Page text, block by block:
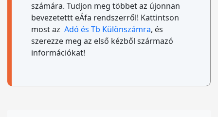
számára. Tudjon meg többet az újonnan
bevezetettt eÁfa rendszerről! Kattintson
most az Adó és Tb Különszámra, és
szerezze meg az első kézből származó
információkat!